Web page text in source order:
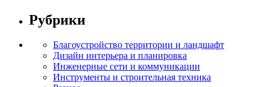
Рубрики
Благоустройство территории и ландшафт
Дизайн интерьера и планировка
Инженерные сети и коммуникации
Инструменты и строительная техника